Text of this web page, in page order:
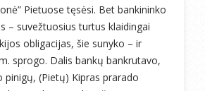
Pietuose tęsėsi. Bet bankininko
– suvežtuosius turtus klaidingai
obligacijas, šie sunyko – ir
sprogo. Dalis bankų bankrutavo,
pinigų, (Pietų) Kipras prarado